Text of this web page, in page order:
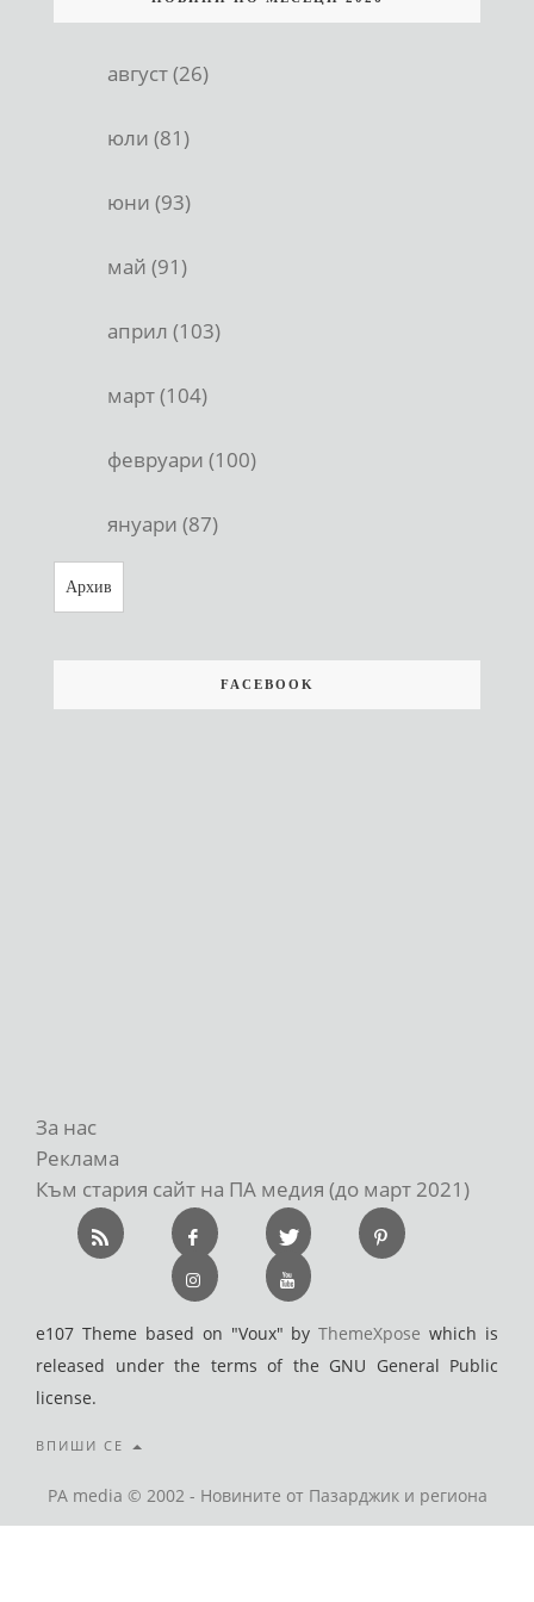
август (26)
юли (81)
юни (93)
май (91)
април (103)
март (104)
февруари (100)
януари (87)
Архив
FACEBOOK
За нас
Реклама
Към стария сайт на ПА медия (до март 2021)
e107 Theme based on "Voux" byThemeXpose which is
released under the terms of the GNU General Public
license.
ВПИШИ СЕ
PA media © 2002 - Новините от Пазарджик и региона